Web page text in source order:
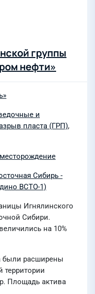
группы
нефти»
и
пласта (ГРП),
Сибирь -
ВСТО-1)
Игнялинского
Сибири.
на 10%
были расширены
территории
Площадь актива